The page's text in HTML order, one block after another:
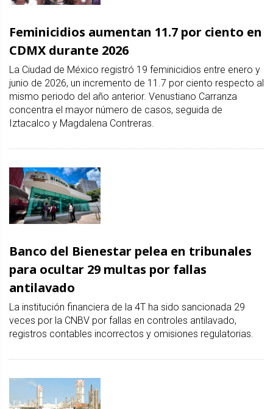
Feminicidios aumentan 11.7 por ciento en
CDMX durante 2026
La Ciudad de México registró 19 feminicidios entre enero y
junio de 2026, un incremento de 11.7 por ciento respecto al
mismo periodo del año anterior. Venustiano Carranza
concentra el mayor número de casos, seguida de
Iztacalco y Magdalena Contreras.
Banco del Bienestar pelea en tribunales
para ocultar 29 multas por fallas
antilavado
La institución financiera de la 4T ha sido sancionada 29
veces por la CNBV por fallas en controles antilavado,
registros contables incorrectos y omisiones regulatorias.